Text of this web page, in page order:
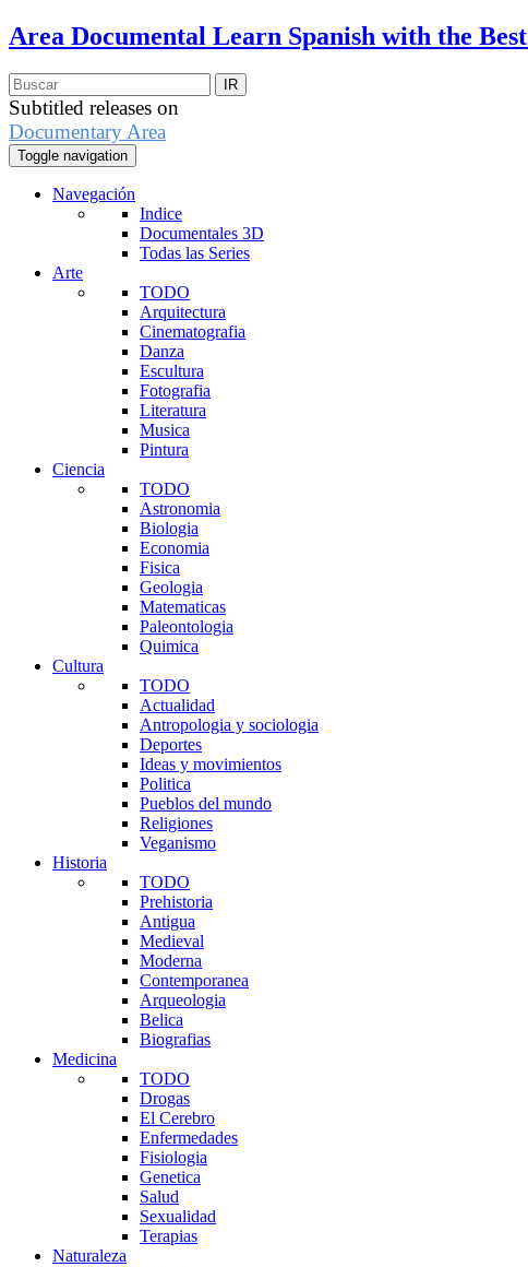
Area Documental Learn Spanish with the
Subtitled releases on
Documentary Area
Toggle navigation
Navegación
Indice
Documentales 3D
Todas las Series
Arte
TODO
Arquitectura
Cinematografia
Danza
Escultura
Fotografia
Literatura
Musica
Pintura
Ciencia
TODO
Astronomia
Biologia
Economia
Fisica
Geologia
Matematicas
Paleontologia
Quimica
Cultura
TODO
Actualidad
Antropologia y sociologia
Deportes
Ideas y movimientos
Politica
Pueblos del mundo
Religiones
Veganismo
Historia
TODO
Prehistoria
Antigua
Medieval
Moderna
Contemporanea
Arqueologia
Belica
Biografias
Medicina
TODO
Drogas
El Cerebro
Enfermedades
Fisiologia
Genetica
Salud
Sexualidad
Terapias
Naturaleza